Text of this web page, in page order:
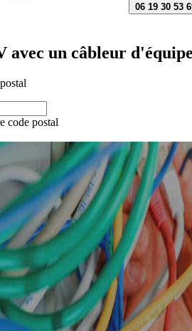
06 19 30 53
avec un câbleur
code postal